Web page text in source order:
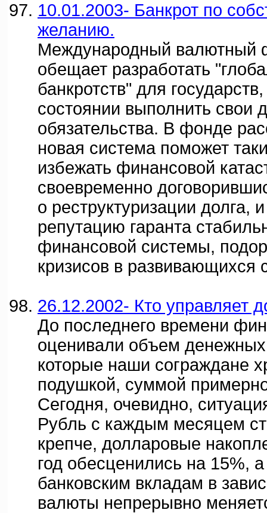
10.01.2003- Банкрот по
желанию.
Международный
обещает разработать
банкротств" для
состоянии выполнить свои
обязательства. В фонде
новая система поможет
избежать финансовой
своевременно
о реструктуризации долга,
репутацию гаранта
финансовой системы,
кризисов в развивающихся
26.12.2002- Кто управляет
До последнего времени
оценивали объем
которые наши сограждане
подушкой, суммой
Сегодня, очевидно,
Рубль с каждым месяцем
крепче, долларовые
год обесценились на 15%,
банковским вкладам в
валюты непрерывно